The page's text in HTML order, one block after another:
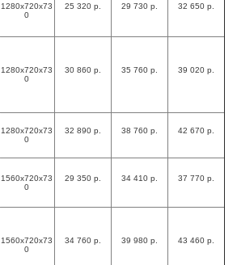
1280х720х73
0
25 320 р. 29 730 р. 32 650 р.
1280х720х73
0
30 860 р. 35 760 р. 39 020 р.
1280х720х73
0
32 890 р. 38 760 р. 42 670 р.
1560х720х73
0
29 350 р. 34 410 р. 37 770 р.
1560х720х73
0
34 760 р. 39 980 р. 43 460 р.